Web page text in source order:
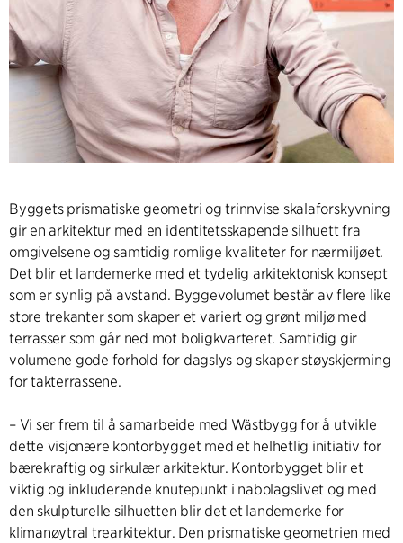
Byggets prismatiske geometri og trinnvise skalaforskyvning
gir en arkitektur med en identitetsskapende silhuett fra
omgivelsene og samtidig romlige kvaliteter for nærmiljøet.
Det blir et landemerke med et tydelig arkitektonisk konsept
som er synlig på avstand. Byggevolumet består av flere like
store trekanter som skaper et variert og grønt miljø med
terrasser som går ned mot boligkvarteret. Samtidig gir
volumene gode forhold for dagslys og skaper støyskjerming
for takterrassene.
– Vi ser frem til å samarbeide med Wästbygg for å utvikle
dette visjonære kontorbygget med et helhetlig initiativ for
bærekraftig og sirkulær arkitektur. Kontorbygget blir et
viktig og inkluderende knutepunkt i nabolagslivet og med
den skulpturelle silhuetten blir det et landemerke for
klimanøytral trearkitektur. Den prismatiske geometrien med